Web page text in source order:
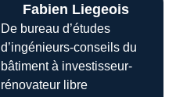
Fabien Liegeois
De bureau d’études
d’ingénieurs-conseils du
bâtiment à investisseur-
rénovateur libre